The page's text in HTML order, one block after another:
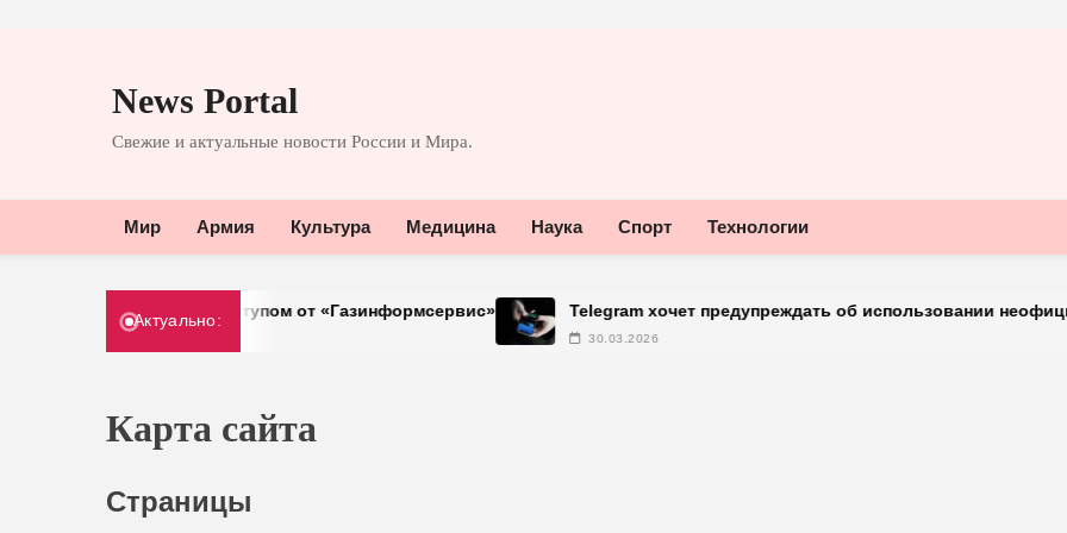
News Portal
Свежие и актуальные новости России и Мира.
Мир Армия Культура Медицина Наука Спорт Технологии
Актуально:
доступом от «Газинформсервис» Telegram хочет предупреждать об использовании неофициальных
30.03.2026
Карта сайта
Страницы